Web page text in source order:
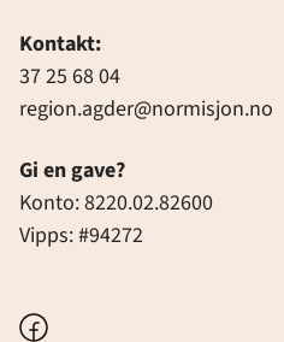
Kontakt:
37 25 68 04
region.agder@normisjon.no
Gi en gave?
Konto: 8220.02.82600
Vipps: #94272
Facebook